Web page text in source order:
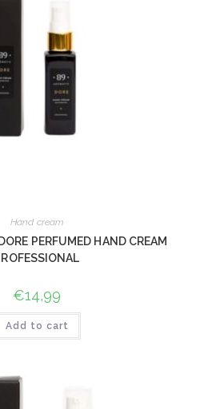
Hand cream
PERFUMED HAND CREAM
€14,99
Add to cart